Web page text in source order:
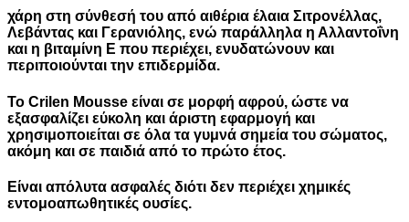
χάρη στη σύνθεσή του από αιθέρια έλαια Σιτρονέλλας,
Λεβάντας και Γερανιόλης, ενώ παράλληλα η Αλλαντοΐνη
και η βιταμίνη Ε που περιέχει, ενυδατώνουν και
περιποιούνται την επιδερμίδα.
Το Crilen Mousse είναι σε μορφή αφρού, ώστε να
εξασφαλίζει εύκολη και άριστη εφαρμογή και
χρησιμοποιείται σε όλα τα γυμνά σημεία του σώματος,
ακόμη και σε παιδιά από το πρώτο έτος.
Είναι απόλυτα ασφαλές διότι δεν περιέχει χημικές
εντομοαπωθητικές ουσίες.